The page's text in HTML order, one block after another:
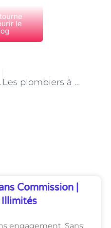
le
à Paris » Les plombiers à Paris et les nouvelles technologies
Commission |
engagement. Sans